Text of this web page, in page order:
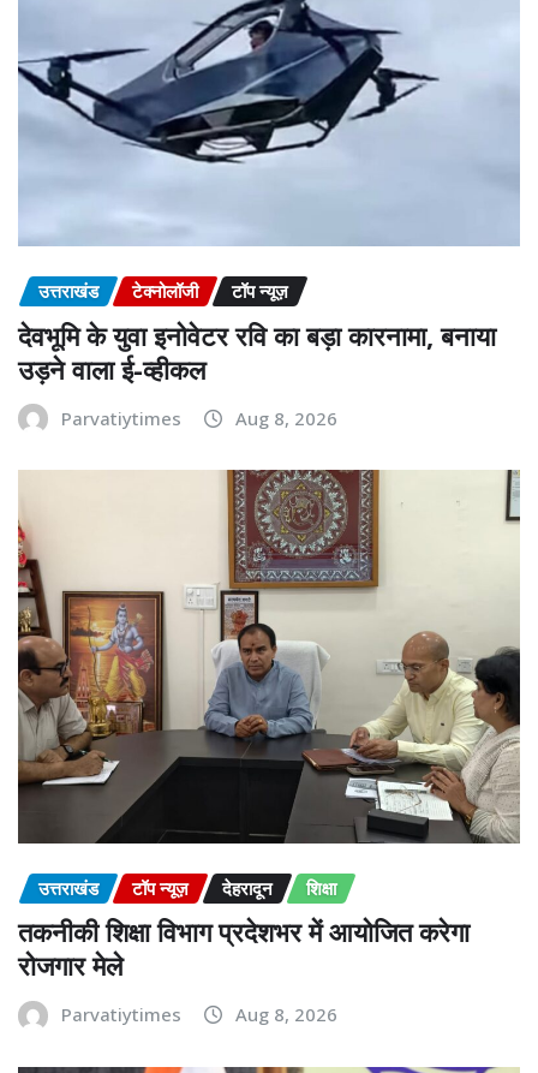
उत्तराखंड टेक्नोलॉजी टॉप न्यूज़
देवभूमि के युवा इनोवेटर रवि का बड़ा कारनामा, बनाया
उड़ने वाला ई-व्हीकल
Parvatiytimes Aug 8, 2026
उत्तराखंड टॉप न्यूज़ देहरादून शिक्षा
तकनीकी शिक्षा विभाग प्रदेशभर में आयोजित करेगा
रोजगार मेले
Parvatiytimes Aug 8, 2026